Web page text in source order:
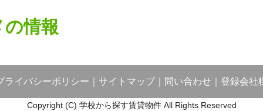
情報
ライバシーポリシー サイトマップ｜ 問い合わせ 登録会社
Copyright (C) 学校から探す賃貸物件 All Rights Reserved